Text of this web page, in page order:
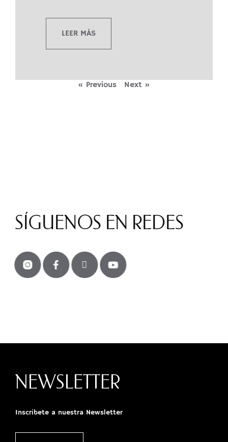
LEER MÁS
« Previous Next »
SÍGUENOS EN REDES
NEWSLETTER
Inscríbete a nuestra Newsletter